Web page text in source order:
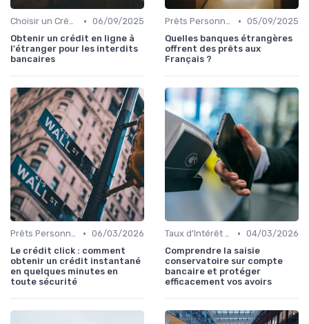
Choisir un Crédit Immobilier • 06/09/2025
Obtenir un crédit en ligne à
l'étranger pour les interdits
bancaires
Prêts Personnels et Consommation • 05/09/2025
Quelles banques étrangères
offrent des prêts aux
Français ?
Prêts Personnels et Consommation • 06/03/2026
Le crédit click : comment
obtenir un crédit instantané
en quelques minutes en
toute sécurité
Taux d'Intérêt et Conditions de Crédit • 04/03/2026
Comprendre la saisie
conservatoire sur compte
bancaire et protéger
efficacement vos avoirs